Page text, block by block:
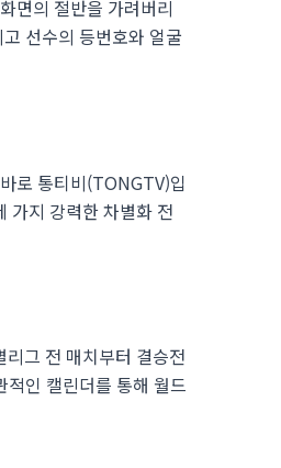
면의 절반을 가려버리
선수의 등번호와 얼굴
로 통티비(TONGTV)입
가지 강력한 차별화 전
그 전 매치부터 결승전
인 캘린더를 통해 월드